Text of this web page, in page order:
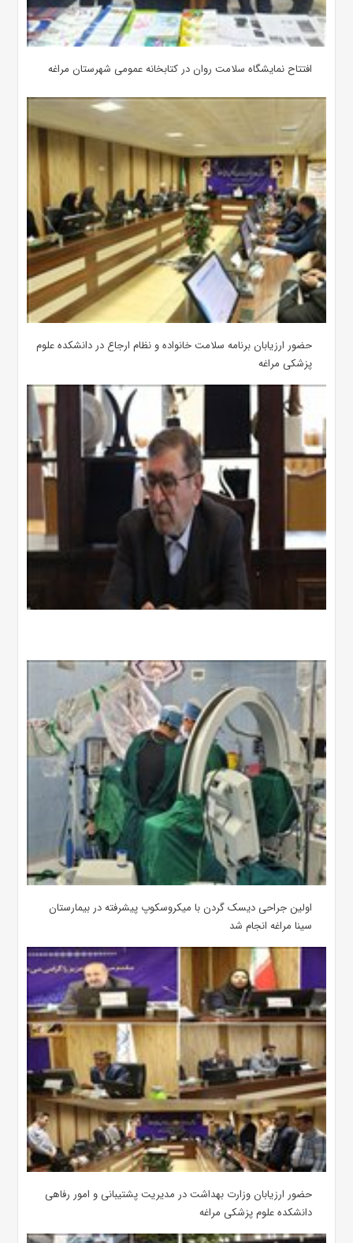
افتتاح نمایشگاه سلامت روان در کتابخانه عمومی شهرستان مراغه
حضور ارزیابان برنامه سلامت خانواده و نظام ارجاع در دانشکده علوم
پزشکی مراغه
اولین جراحی دیسک گردن با میکروسکوپ پیشرفته در بیمارستان
سینا مراغه انجام شد
حضور ارزیابان وزارت بهداشت در مدیریت پشتیبانی و امور رفاهی
دانشکده علوم پزشکی مراغه